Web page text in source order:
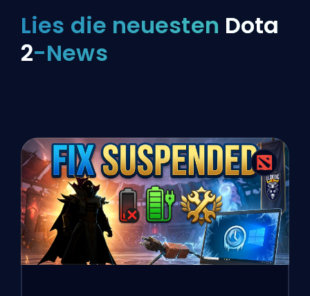
Lies die neuesten Dota
2-News